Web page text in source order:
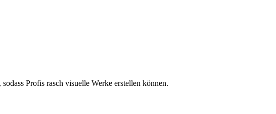
Profis rasch visuelle Werke erstellen können.